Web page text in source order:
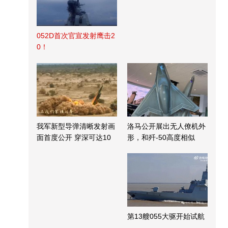
052D首次官宣发射鹰击2
0！
我军新型导弹清晰发射画
面首度公开 穿深可达10
洛马公开展出无人僚机外
形，和歼-50高度相似
第13艘055大驱开始试航